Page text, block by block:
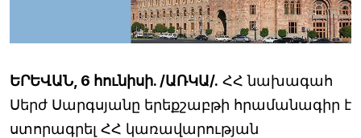
ԵՐԵՎԱՆ, 6 հունիսի. /ԱՌԿԱ/. ՀՀ նախագահ
Սերժ Սարգսյանը երեքշաբթի հրամանագիր է
ստորագրել ՀՀ կառավարության